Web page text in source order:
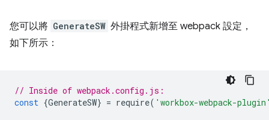
您可以將 GenerateSW 外掛程式新增至 webpack 設定，
如下所示：
// Inside of webpack.config.js:
const {GenerateSW} = require( 'workbox-webpack-